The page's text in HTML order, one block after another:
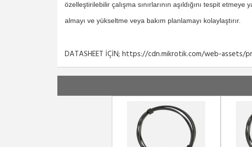
özelleştirilebilir çalışma sınırlarının aşıldığını tespit
almayı ve yükseltme veya bakım planlamayı kolaylaştırır.
DATASHEET İÇİN; https://cdn.mikrotik.com/web-